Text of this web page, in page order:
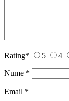
Rating* 5 4
Nume *
Email *